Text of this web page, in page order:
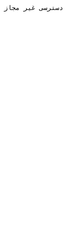
دسترسی غیر مجاز